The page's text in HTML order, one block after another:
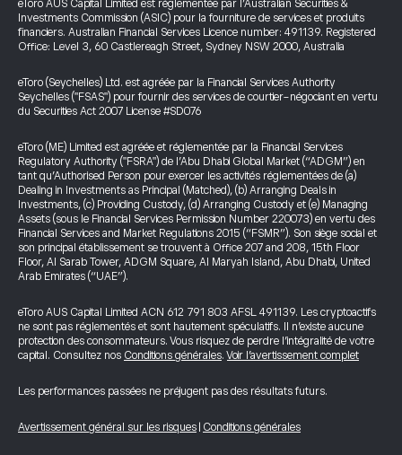
eToro AUS Capital Limited est réglementée par l’Australian Securities &
Investments Commission (ASIC) pour la fourniture de services et produits
financiers. Australian Financial Services Licence number: 491139. Registered
Office: Level 3, 60 Castlereagh Street, Sydney NSW 2000, Australia
eToro (Seychelles) Ltd. est agréée par la Financial Services Authority
Seychelles ("FSAS") pour fournir des services de courtier-négociant en vertu
du Securities Act 2007 License #SD076
eToro (ME) Limited est agréée et réglementée par la Financial Services
Regulatory Authority ("FSRA") de l’Abu Dhabi Global Market (“ADGM”) en
tant qu’Authorised Person pour exercer les activités réglementées de (a)
Dealing in Investments as Principal (Matched), (b) Arranging Deals in
Investments, (c) Providing Custody, (d) Arranging Custody et (e) Managing
Assets (sous le Financial Services Permission Number 220073) en vertu des
Financial Services and Market Regulations 2015 (“FSMR”). Son siège social et
son principal établissement se trouvent à Office 207 and 208, 15th Floor
Floor, Al Sarab Tower, ADGM Square, Al Maryah Island, Abu Dhabi, United
Arab Emirates (“UAE”).
eToro AUS Capital Limited ACN 612 791 803 AFSL 491139. Les cryptoactifs
ne sont pas réglementés et sont hautement spéculatifs. Il n’existe aucune
protection des consommateurs. Vous risquez de perdre l’intégralité de votre
capital. Consultez nos Conditions générales.Voir l’avertissement complet
Les performances passées ne préjugent pas des résultats futurs.
Avertissement général sur les risques Conditions générales